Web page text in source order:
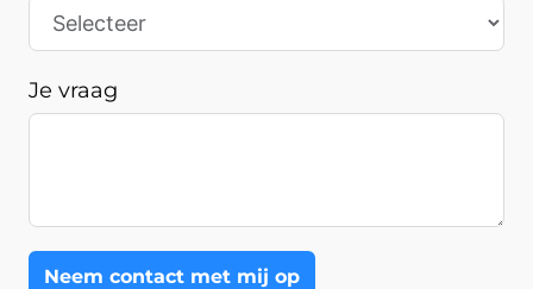
Je vraag
Neem contact met mij op